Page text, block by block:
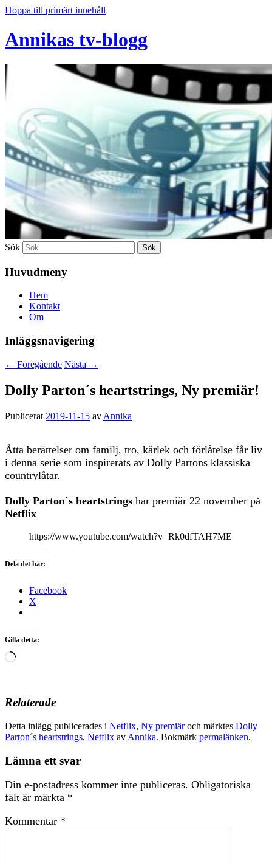
Hoppa till primärt innehåll
Annikas tv-blogg
Sök
Huvudmeny
Hem
Kontakt
Om
Inläggsnavigering
← Föregående Nästa →
Dolly Parton´s heartstrings, Ny premiär!
Publicerat 2019-11-15 av Annika
Åtta berättelser om familj, tro, kärlek och förlåtelse får liv
i denna serie som inspirerats av Dolly Partons klassiska
countrylåtar.
Dolly Parton´s heartstrings har premiär 22 november på
Netflix
https://www.youtube.com/watch?v=Rk0dfTAH7ME
Dela det här:
Facebook
X
Gilla detta:
Laddar
Relaterade
Detta inlägg publicerades i Netflix, Ny premiäroch märktes Dolly
Parton´s heartstrings, Netflix av Annika. Bokmärk permalänken.
Lämna ett svar
Din e-postadress kommer inte publiceras. Obligatoriska
fält är märkta *
Kommentar *